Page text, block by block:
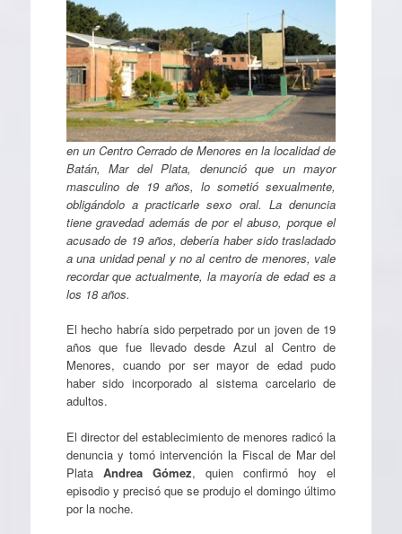
en un Centro Cerrado de Menores en la localidad de
Batán, Mar del Plata, denunció que un mayor
masculino de 19 años, lo sometió sexualmente,
obligándolo a practicarle sexo oral. La denuncia
tiene gravedad además de por el abuso, porque el
acusado de 19 años, debería haber sido trasladado
a una unidad penal y no al centro de menores, vale
recordar que actualmente, la mayoría de edad es a
los 18 años.
El hecho habría sido perpetrado por un joven de 19
años que fue llevado desde Azul al Centro de
Menores, cuando por ser mayor de edad pudo
haber sido incorporado al sistema carcelario de
adultos.
El director del establecimiento de menores radicó la
denuncia y tomó intervención la Fiscal de Mar del
Plata Andrea Gómez, quien confirmó hoy el
episodio y precisó que se produjo el domingo último
por la noche.